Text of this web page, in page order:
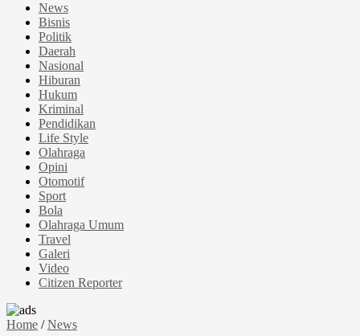
News
Bisnis
Politik
Daerah
Nasional
Hiburan
Hukum
Kriminal
Pendidikan
Life Style
Olahraga
Opini
Otomotif
Sport
Bola
Olahraga Umum
Travel
Galeri
Video
Citizen Reporter
Home /News